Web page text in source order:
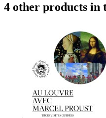
4 other products in